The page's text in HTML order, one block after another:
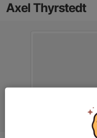
Axel Thyrstedt